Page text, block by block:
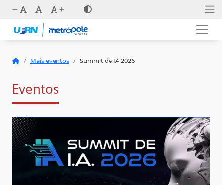
Mais eventos Summit de IA 2026
Eventos